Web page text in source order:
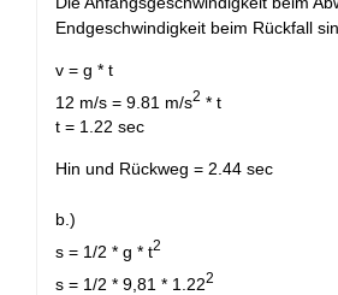
Endgeschwindigkeit beim Rückfall
v = g * t
12 m/s = 9.81 m/s2 * t
t = 1.22 sec
Hin und Rückweg = 2.44 sec
b.)
s = 1/2 * g * t2
s = 1/2 * 9,81 * 1.222